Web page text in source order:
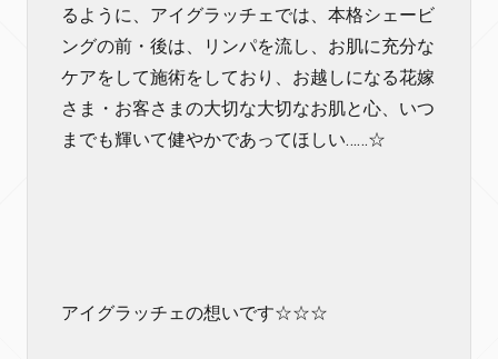
るように、アイグラッチェでは、本格シェービ
ングの前・後は、リンパを流し、お肌に充分な
ケアをして施術をしており、お越しになる花嫁
さま・お客さまの大切な大切なお肌と心、いつ
までも輝いて健やかであってほしい……☆
アイグラッチェの想いです☆☆☆